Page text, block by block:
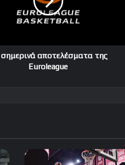
αποτελέσματα της
Euroleague